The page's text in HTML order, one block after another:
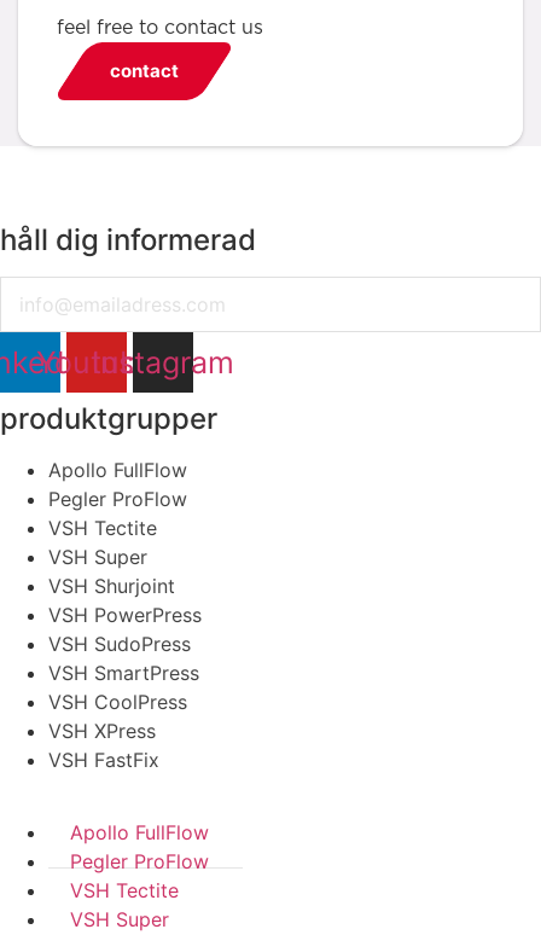
feel free to contact us
contact
håll dig informerad
Youtube
Instagram
produktgrupper
Apollo FullFlow
Pegler ProFlow
VSH Tectite
VSH Super
VSH Shurjoint
VSH PowerPress
VSH SudoPress
VSH SmartPress
VSH CoolPress
VSH XPress
VSH FastFix
Apollo FullFlow
Pegler ProFlow
VSH Tectite
VSH Super